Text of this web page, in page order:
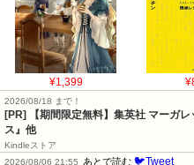
¥1,399
2026/08/18 まで！
[PR] 【期間限定無料】集英社 マーガ
ス』他
Kindleストア
2026/08/06 21:55
あとで読む 🐦Tweet